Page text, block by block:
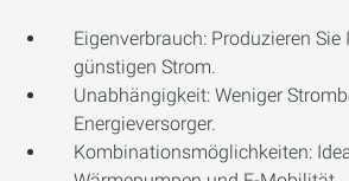
Eigenverbrauch: Produzieren Sie
günstigen Strom.
Unabhängigkeit: Weniger
Energieversorger.
Kombinationsmöglichkeiten: